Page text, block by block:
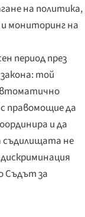
на политика,
мониторинг на
период през
той
правомощие да
и да
съдилищата не
Съдът за